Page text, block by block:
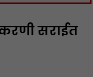
सराईत